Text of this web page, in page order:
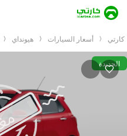
كارتي أسعار السيارات هيونداي
الجديدة